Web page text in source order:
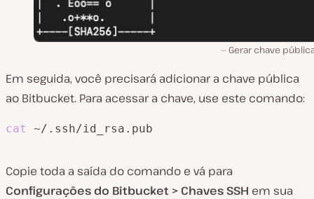
Gerar chave
Em seguida, você precisará adicionar a chave pública
ao Bitbucket. Para acessar a chave, use este comando:
cat ~/.ssh/id_rsa.pub
Copie toda a saída do comando e vá para
Configurações do Bitbucket > Chaves SSH em sua